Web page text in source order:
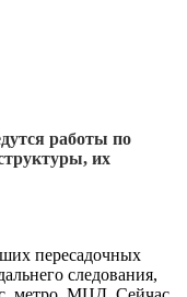
работы по
их
пересадочных
следования,